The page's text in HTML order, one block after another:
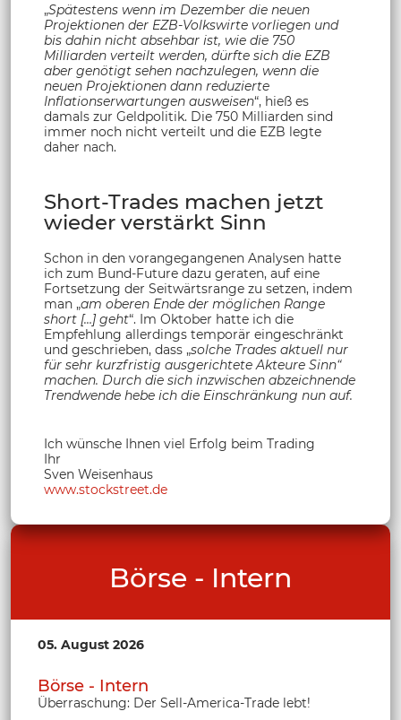
„Spätestens wenn im Dezember die neuen
Projektionen der EZB-Volkswirte vorliegen und
bis dahin nicht absehbar ist, wie die 750
Milliarden verteilt werden, dürfte sich die EZB
aber genötigt sehen nachzulegen, wenn die
neuen Projektionen dann reduzierte
Inflationserwartungen ausweisen“, hieß es
damals zur Geldpolitik. Die 750 Milliarden sind
immer noch nicht verteilt und die EZB legte
daher nach.
Short-Trades machen jetzt
wieder verstärkt Sinn
Schon in den vorangegangenen Analysen hatte
ich zum Bund-Future dazu geraten, auf eine
Fortsetzung der Seitwärtsrange zu setzen, indem
man „am oberen Ende der möglichen Range
short […] geht“. Im Oktober hatte ich die
Empfehlung allerdings temporär eingeschränkt
und geschrieben, dass „solche Trades aktuell nur
für sehr kurzfristig ausgerichtete Akteure Sinn“
machen. Durch die sich inzwischen abzeichnende
Trendwende hebe ich die Einschränkung nun auf.
Ich wünsche Ihnen viel Erfolg beim Trading
Ihr
Sven Weisenhaus
www.stockstreet.de
Börse - Intern
05. August 2026
Börse - Intern
Überraschung: Der Sell-America-Trade lebt!